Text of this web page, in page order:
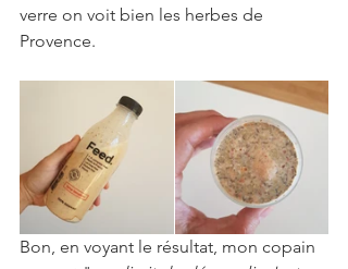
verre on voit bien les herbes de
Provence.
Bon, en voyant le résultat, mon copain